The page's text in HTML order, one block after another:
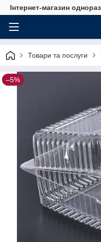
Інтернет-магазин
Товари та послуги
–5%